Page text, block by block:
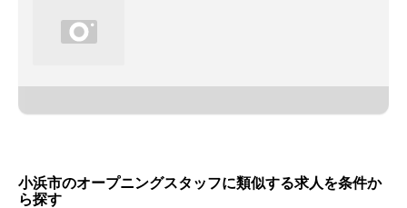
小浜市のオープニングスタッフに類似する求人を条件か
ら探す